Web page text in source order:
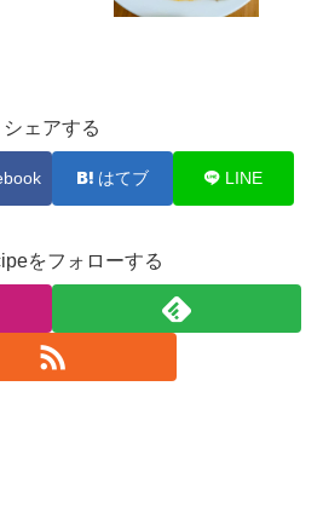
シェアする
はてブ LINE
をフォローする